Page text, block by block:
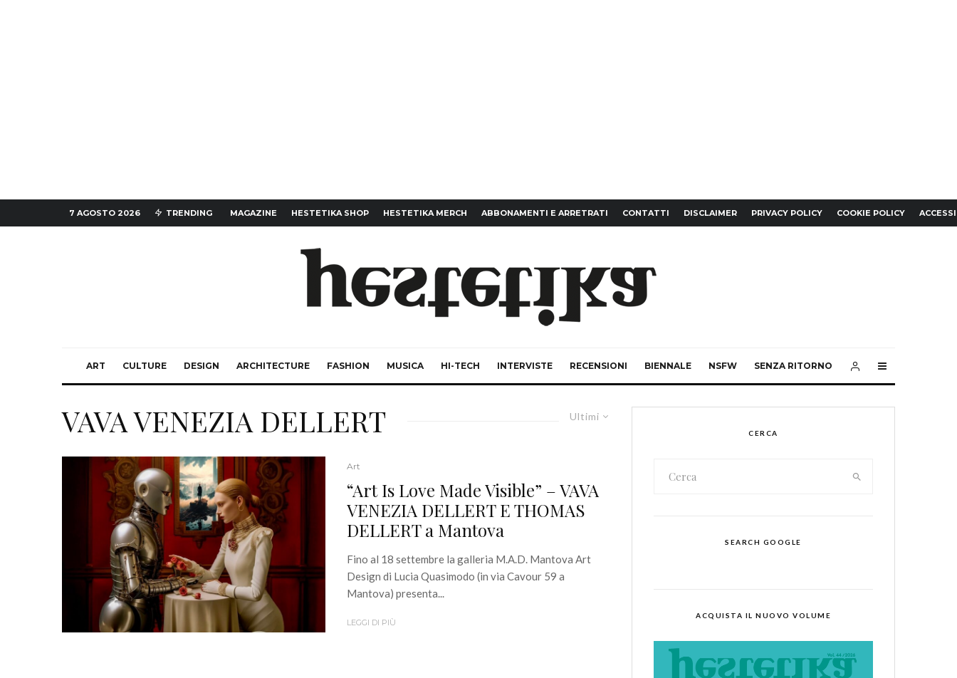
7 AGOSTO 2026 TRENDING MAGAZINE HESTETIKA SHOP HESTETIKA MERCH ABBONAMENTI E ARRETRATI CONTATTI DISCLAIMER PRIVACY POLICY COOKIE POLICY
ART CULTURE DESIGN ARCHITECTURE FASHION MUSICA HI-TECH INTERVISTE RECENSIONI BIENNALE NSFW SENZA RITORNO
Ultimi
VAVA VENEZIA DELLERT
Art
“Art Is Love Made Visible” – VAVA
VENEZIA DELLERT E THOMAS
DELLERT a Mantova
Fino al 18 settembre la galleria M.A.D. Mantova Art
Design di Lucia Quasimodo (in via Cavour 59 a
Mantova) presenta...
LEGGI DI PIÙ
CERCA
SEARCH GOOGLE
ACQUISTA IL NUOVO VOLUME